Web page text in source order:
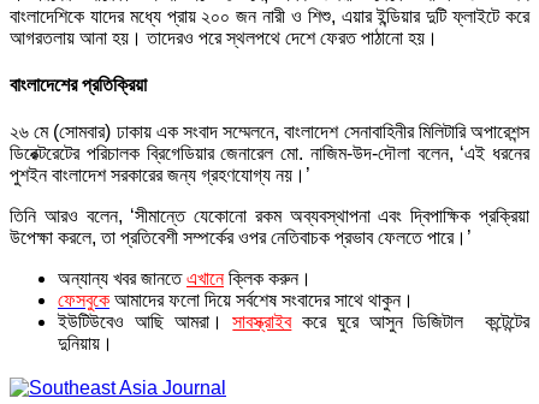
বাংলাদেশিকে যাদের মধ্যে প্রায় ২০০ জন নারী ও শিশু, এয়ার ইন্ডিয়ার দুটি ফ্লাইটে করে
আগরতলায় আনা হয়। তাদেরও পরে স্থলপথে দেশে ফেরত পাঠানো হয়।
বাংলাদেশের প্রতিক্রিয়া
২৬ মে (সোমবার) ঢাকায় এক সংবাদ সম্মেলনে, বাংলাদেশ সেনাবাহিনীর মিলিটারি অপারেশন্স
ডিরেক্টরেটের পরিচালক ব্রিগেডিয়ার জেনারেল মো. নাজিম-উদ-দৌলা বলেন, ‘এই ধরনের
পুশইন বাংলাদেশ সরকারের জন্য গ্রহণযোগ্য নয়।’
তিনি আরও বলেন, ‘সীমান্তে যেকোনো রকম অব্যবস্থাপনা এবং দ্বিপাক্ষিক প্রক্রিয়া
উপেক্ষা করলে, তা প্রতিবেশী সম্পর্কের ওপর নেতিবাচক প্রভাব ফেলতে পারে।’
অন্যান্য খবর জানতে এখানে ক্লিক করুন।
ফেসবুকে আমাদের ফলো দিয়ে সর্বশেষ সংবাদের সাথে থাকুন।
ইউটিউবেও আছি আমরা।
সাবস্ক্রাইব করে ঘুরে আসুন ডিজিটাল কন্টেন্টের
দুনিয়ায়।